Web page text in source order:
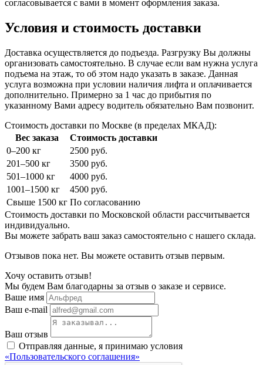
согласовывается с вами в момент оформления заказа.
Условия и стоимость доставки
Доставка осуществляется до подъезда. Разгрузку Вы должны
организовать самостоятельно. В случае если вам нужна услуга
подъема на этаж, то об этом надо указать в заказе. Данная
услуга возможна при условии наличия лифта и оплачивается
дополнительно. Примерно за 1 час до прибытия по
указанному Вами адресу водитель обязательно Вам позвонит.
Стоимость доставки по Москве (в пределах МКАД):
Вес заказа
Стоимость доставки
0–200 кг
2500 руб.
201–500 кг
3500 руб.
501–1000 кг
4000 руб.
1001–1500 кг
4500 руб.
Свыше 1500 кг По согласованию
Стоимость доставки по Московской области рассчитывается
индивидуально.
Вы можете забрать ваш заказ самостоятельно с нашего склада.
Отзывов пока нет. Вы можете оставить отзыв первым.
Хочу оставить отзыв!
Мы будем Вам благодарны за отзыв о заказе и сервисе.
Ваше имя
Ваш e-mail
Ваш отзыв
Отправляя данные, я принимаю условия
«Пользовательского соглашения»